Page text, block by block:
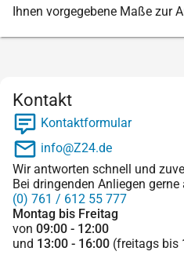
Ihnen vorgegebene Maße zur
Kontakt
Kontaktformular
info@Z24.de
Wir antworten schnell und
Bei dringenden Anliegen
(0) 761 / 612 55 777
Montag bis Freitag
von 09:00 - 12:00
und 13:00 - 16:00 (freitags bis